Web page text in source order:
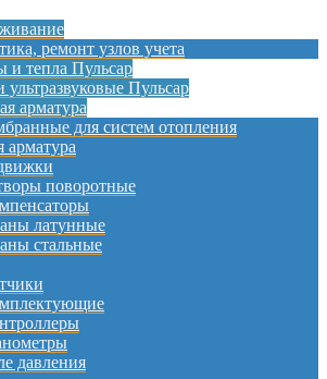
ремонт узлов учета
и тепла Пульсар
ультразвуковые Пульсар
арматура
для систем отопления
арматура
поворотные
латунные
стальные
давления